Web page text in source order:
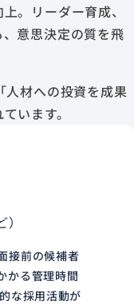
。リーダー育成、
意思決定の質を飛
人材への投資を成果
います。
接前の候補者
かる管理時間
な採用活動が